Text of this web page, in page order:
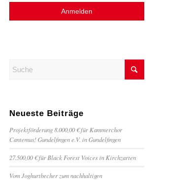
Neueste Beiträge
Projektförderung 8.000,00 € für Kammerchor
Cantemus! Gundelfingen e.V. in Gundelfingen
27.500,00 € für Black Forest Voices in Kirchzarten
Vom Joghurtbecher zum nachhaltigen